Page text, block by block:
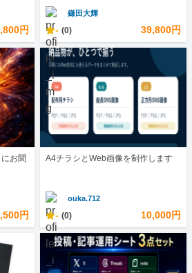
円
鎌田大輝
- (0) 39,800円
お聞
円
A4チラシとWeb画像を制作します
ouka.712
- (0) 10,000円